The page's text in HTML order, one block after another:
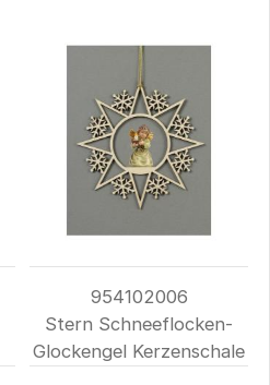
954102006
Stern Schneeflocken-
Glockengel Kerzenschale